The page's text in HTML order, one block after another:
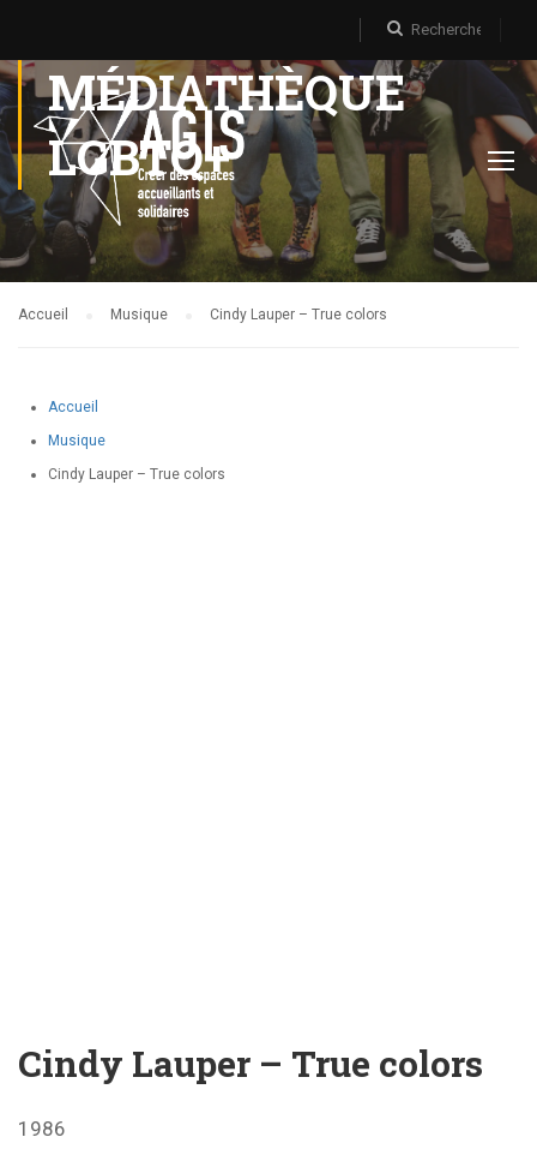
MÉDIATHÈQUE
LGBTQ+
Accueil Musique Cindy Lauper – True colors
Accueil
Musique
Cindy Lauper – True colors
Cindy Lauper – True colors
1986